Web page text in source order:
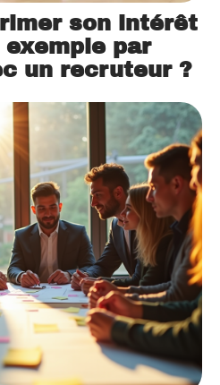
son intérêt
par
un recruteur ?